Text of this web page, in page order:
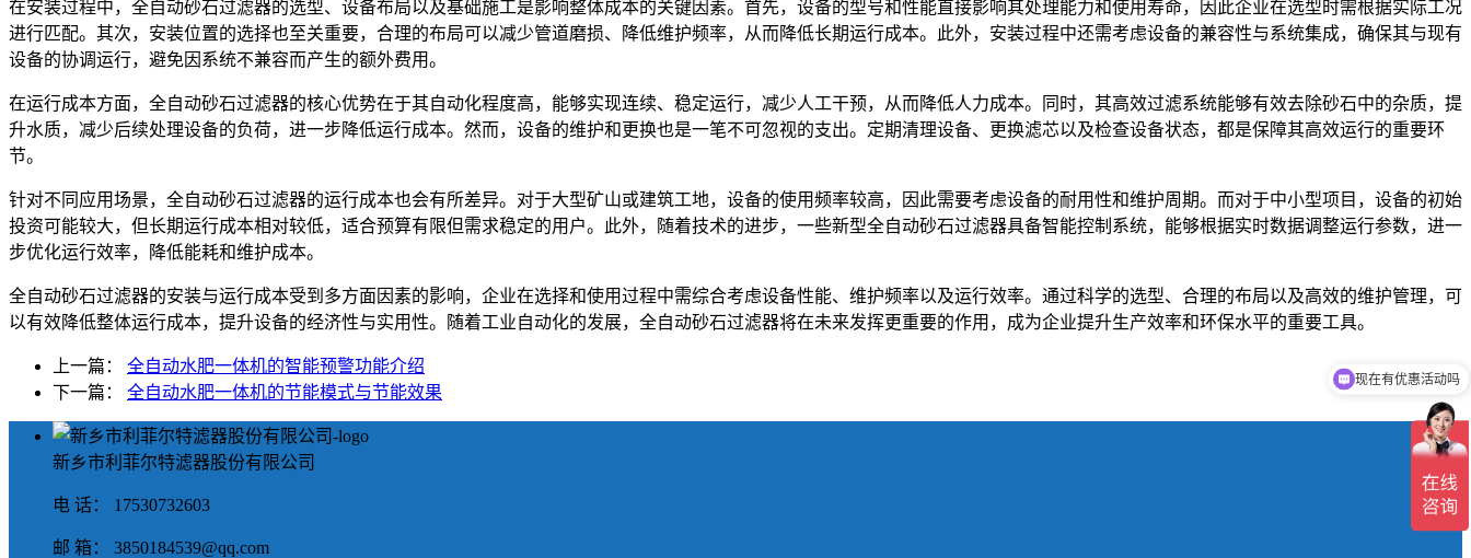
在安装过程中，全自动砂石过滤器的选型、设备布局以及基础施工是影响整体成本的关键因素。首先，设备的型号和性能直接影响其处理能力和使用寿命，因此企业在选型时需根据实际工况
进行匹配。其次，安装位置的选择也至关重要，合理的布局可以减少管道磨损、降低维护频率，从而降低长期运行成本。此外，安装过程中还需考虑设备的兼容性与系统集成，确保其与现有
设备的协调运行，避免因系统不兼容而产生的额外费用。
在运行成本方面，全自动砂石过滤器的核心优势在于其自动化程度高，能够实现连续、稳定运行，减少人工干预，从而降低人力成本。同时，其高效过滤系统能够有效去除砂石中的杂质，提
升水质，减少后续处理设备的负荷，进一步降低运行成本。然而，设备的维护和更换也是一笔不可忽视的支出。定期清理设备、更换滤芯以及检查设备状态，都是保障其高效运行的重要环
节。
针对不同应用场景，全自动砂石过滤器的运行成本也会有所差异。对于大型矿山或建筑工地，设备的使用频率较高，因此需要考虑设备的耐用性和维护周期。而对于中小型项目，设备的初始
投资可能较大，但长期运行成本相对较低，适合预算有限但需求稳定的用户。此外，随着技术的进步，一些新型全自动砂石过滤器具备智能控制系统，能够根据实时数据调整运行参数，进一
步优化运行效率，降低能耗和维护成本。
全自动砂石过滤器的安装与运行成本受到多方面因素的影响，企业在选择和使用过程中需综合考虑设备性能、维护频率以及运行效率。通过科学的选型、合理的布局以及高效的维护管理，可
以有效降低整体运行成本，提升设备的经济性与实用性。随着工业自动化的发展，全自动砂石过滤器将在未来发挥更重要的作用，成为企业提升生产效率和环保水平的重要工具。
上一篇： 全自动水肥一体机的智能预警功能介绍
下一篇： 全自动水肥一体机的节能模式与节能效果
新乡市利菲尔特滤器股份有限公司
电 话： 17530732603
邮 箱： 3850184539@qq.com
可以介绍下你们的产品么
现在有优惠活动吗